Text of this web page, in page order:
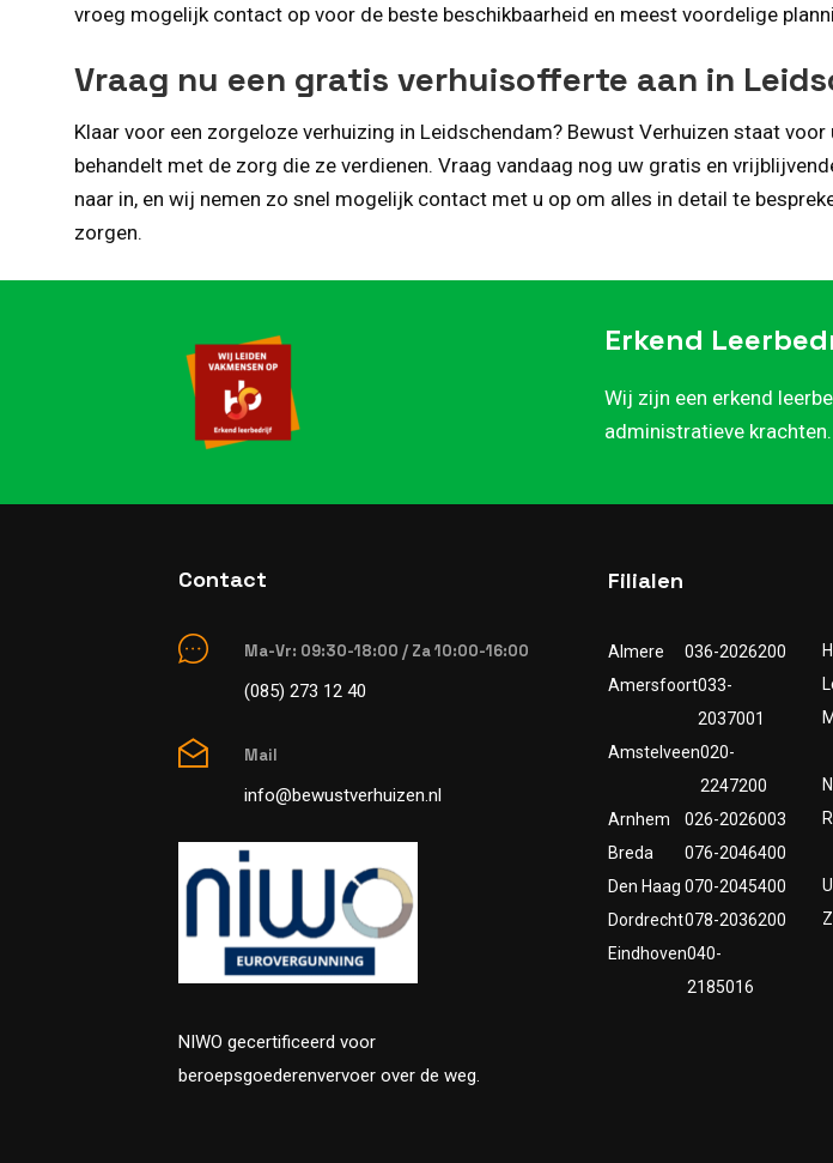
vroeg mogelijk contact op voor de beste beschikbaarheid en meest voordelige
Vraag nu een gratis verhuisofferte aan in
Klaar voor een zorgeloze verhuizing in Leidschendam? Bewust Verhuizen staat
behandelt met de zorg die ze verdienen. Vraag vandaag nog uw gratis en
naar in, en wij nemen zo snel mogelijk contact met u op om alles in detail te
zorgen.
Erkend
Wij zijn een erkend
administratieve
Contact
Ma-Vr: 09:30-18:00 / Za 10:00-16:00
(085) 273 12 40
Mail
info@bewustverhuizen.nl
NIWO gecertificeerd voor
beroepsgoederenvervoer over de weg.
Filialen
Almere
036-2026200
Amersfoort033-
2037001
Amstelveen020-
2247200
Arnhem
026-2026003
Breda
076-2046400
Den Haag 070-2045400
Dordrecht078-2036200
Eindhoven040-
2185016